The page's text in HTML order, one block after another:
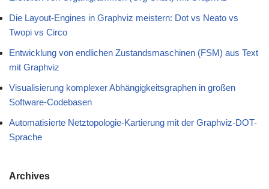
Die Layout-Engines in Graphviz meistern: Dot vs Neato vs
Twopi vs Circo
Entwicklung von endlichen Zustandsmaschinen (FSM) aus Text
mit Graphviz
Visualisierung komplexer Abhängigkeitsgraphen in großen
Software-Codebasen
Automatisierte Netztopologie-Kartierung mit der Graphviz-DOT-
Sprache
Archives